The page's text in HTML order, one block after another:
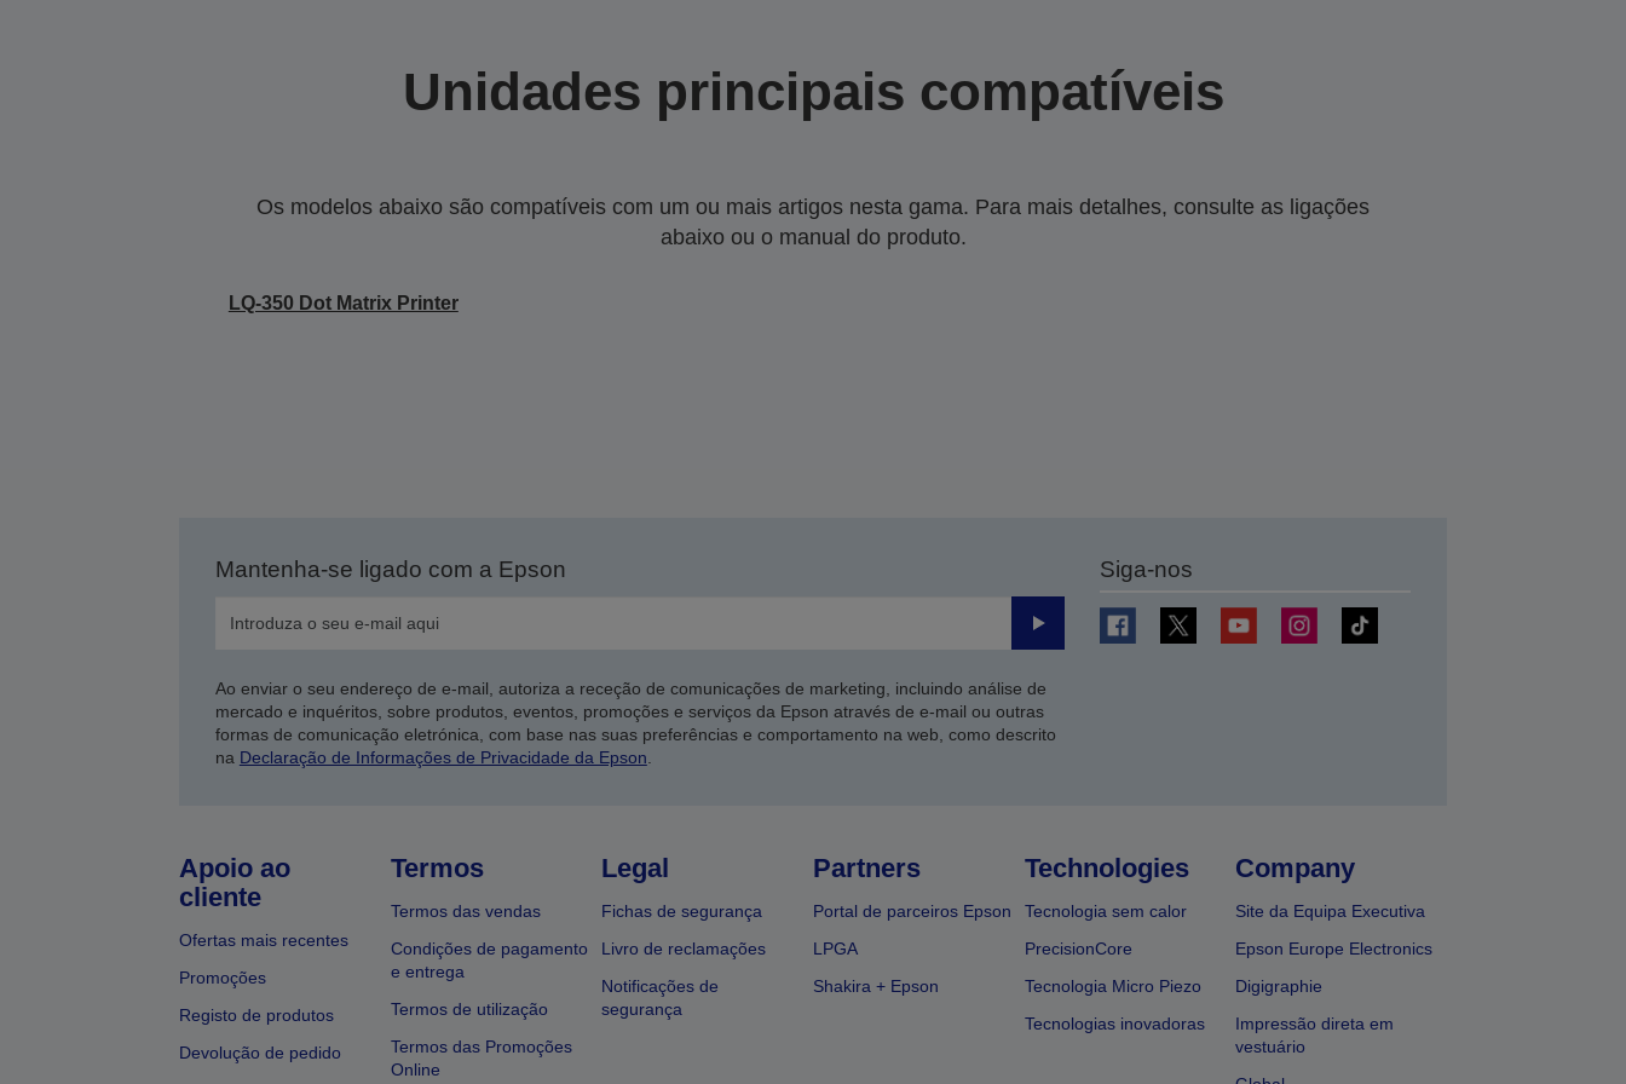
Unidades principais compatíveis
Os modelos abaixo são compatíveis com um ou mais artigos nesta gama. Para mais detalhes, consulte as ligações
abaixo ou o manual do produto.
LQ-350 Dot Matrix Printer
Mantenha-se ligado com a Epson
Enviar
Ao enviar o seu endereço de e-mail, autoriza a receção de comunicações de marketing, incluindo análise de
mercado e inquéritos, sobre produtos, eventos, promoções e serviços da Epson através de e-mail ou outras
formas de comunicação eletrónica, com base nas suas preferências e comportamento na web, como descrito
na Declaração de Informações de Privacidade da Epson
Siga-nos
Apoio ao
cliente
Ofertas mais recentes
Promoções
Registo de produtos
Devolução de pedido
Termos
Termos das vendas
Condições de pagamento
e entrega
Termos de utilização
Termos das Promoções
Online
Legal
Fichas de segurança
Livro de reclamações
Notificações de
segurança
Partners
Portal de parceiros Epson
LPGA
Shakira + Epson
Technologies
Tecnologia sem calor
PrecisionCore
Tecnologia Micro Piezo
Tecnologias inovadoras
Company
Site da Equipa Executiva
Epson Europe Electronics
Digigraphie
Impressão direta em
vestuário